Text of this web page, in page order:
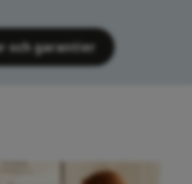
och garantier